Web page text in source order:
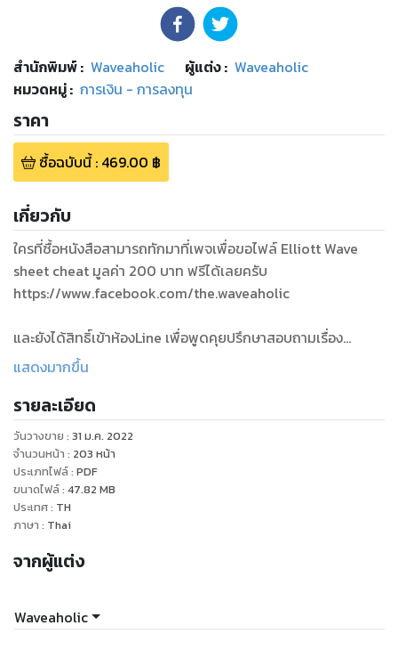
สำนักพิมพ์: Waveaholic ผู้แต่ง : Waveaholic
หมวดหมู่: การเงิน - การลงทุน
ราคา
ซื้อฉบับนี้: 469.00 ฿
เกี่ยวกับ
ใครที่ซื้อหนังสือสามารถทักมาที่เพจเพื่อขอไฟล์ Elliott Wave
sheet cheat มูลค่า 200 บาท ฟรีได้เลยครับ
https://www.facebook.com/the.waveaholic
และยังได้สิทธิ์เข้าห้องLine เพื่อพูดคุยปรึกษาสอบถามเรื่อง
Elliott Wave ได้โดย
โดยเงื่อนไขคือแคปภาพชั้นหนังสือส่งมาที่ inbox เพจ
และแจ้งตอนตอนขอเข้าห้องว่า "ซื้อผ่านOokbee" ก็ได้สิทธิ์เข้า
ห้องพูดคุยทันที
หนังสือ Elliott Wave สาย Classic ที่เนื้อหาอัดแน่น ถูกต้อง ครบ
ถ้วนมากที่สุด
‒ แนวคิด และ ที่มาของทฤษฎี Elliott Wave
‒ Rule & Guideline ของโครงสร้างคลื่นแต่ละรูปแบบที่สมบูรณ์
แสดงมากขึ้น
รายละเอียด
วันวางขาย : 31 ม.ค. 2022
จำนวนหน้า : 203 หน้า
ประเภทไฟล์: PDF
ขนาดไฟล์: 47.82 MB
ประเทศ: TH
ภาษา : Thai
จากผู้แต่ง
Waveaholic